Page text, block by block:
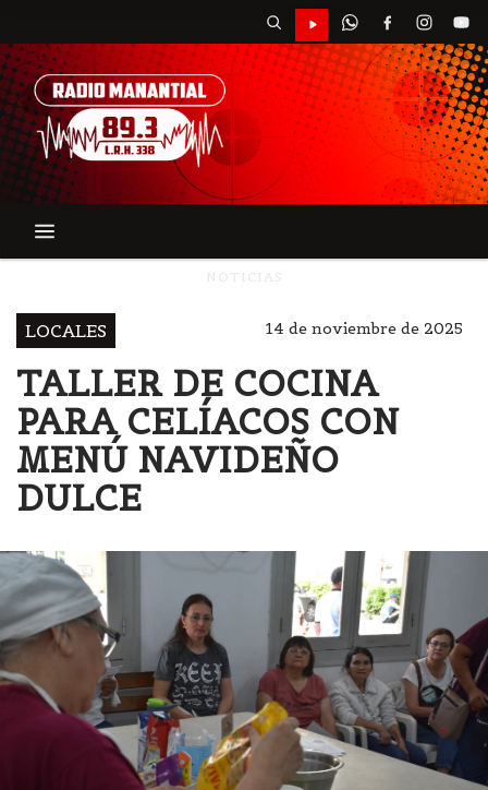
LOCALES 14 de noviembre de 2025
TALLER DE COCINA
PARA CELÍACOS CON
MENÚ NAVIDEÑO
DULCE